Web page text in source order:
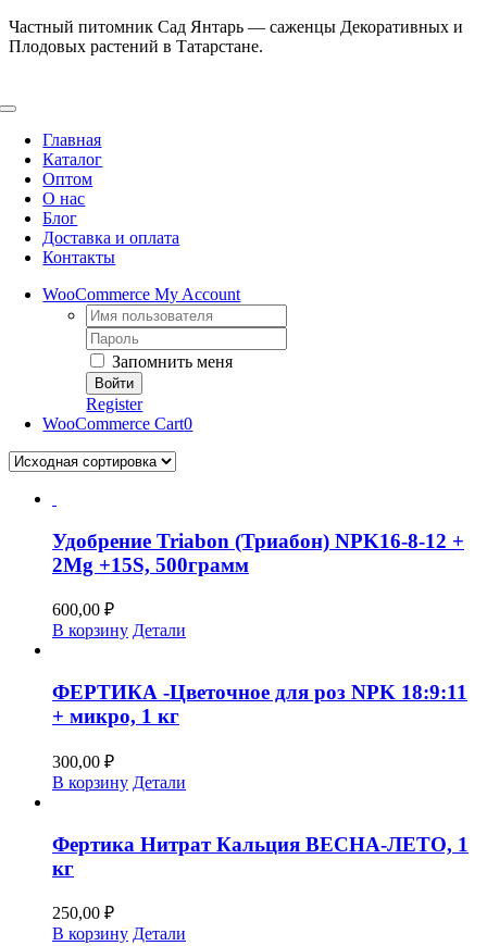
Skip
to
Частный питомник Сад Янтарь — саженцы Декоративных и
Плодовых растений в Татарстане.
Toggle
NavigationГлавная
Каталог
Оптом
О нас
Блог
Доставка и оплата
Контакты
WooCommerce My Account
Username:
Password:
Запомнить меня
Register
WooCommerce Cart0
Удобрение Triabon (Триабон) NPK16-8-12 +
2Mg +15S, 500грамм
600,00 ₽
В корзину Детали
ФЕРТИКА -Цветочное для роз NPK 18:9:11
+ микро, 1 кг
300,00 ₽
В корзину Детали
Фертика Нитрат Кальция ВЕСНА-ЛЕТО, 1
кг
250,00 ₽
В корзину Детали